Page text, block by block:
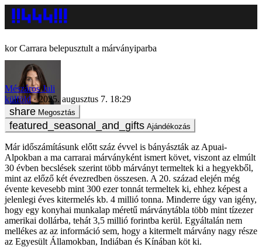
Carrara belepusztult a márványiparba
Mészáros Juli
külföld
2025. augusztus 7. 18:29
Megosztás
Ajándékozás
Már időszámításunk előtt száz évvel is bányászták az Apuai-
Alpokban a ma carrarai márványként ismert követ, viszont az elmúlt
30 évben becslések szerint több márványt termeltek ki a hegyekből,
mint az előző két évezredben összesen. A 20. század elején még
évente kevesebb mint 300 ezer tonnát termeltek ki, ehhez képest a
jelenlegi éves kitermelés kb. 4 millió tonna. Minderre úgy van igény,
hogy egy konyhai munkalap méretű márványtábla több mint tízezer
amerikai dollárba, tehát 3,5 millió forintba kerül. Egyáltalán nem
mellékes az az információ sem, hogy a kitermelt márvány nagy része
az Egyesült Államokban, Indiában és Kínában köt ki.